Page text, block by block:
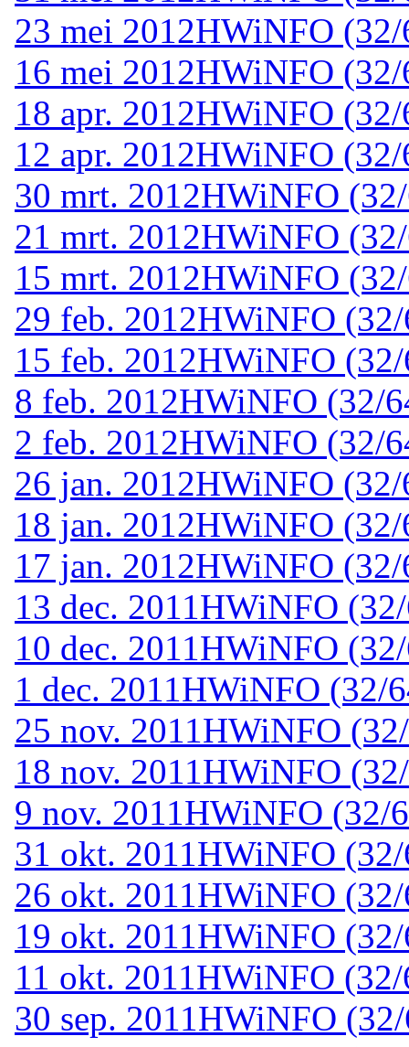
23 mei 2012HWiNFO
16 mei 2012HWiNFO
18 apr. 2012HWiNFO
12 apr. 2012HWiNFO
30 mrt. 2012HWiNFO
21 mrt. 2012HWiNFO
15 mrt. 2012HWiNFO
29 feb. 2012HWiNFO
15 feb. 2012HWiNFO
8 feb. 2012HWiNFO (32/
2 feb. 2012HWiNFO (32/
26 jan. 2012HWiNFO
18 jan. 2012HWiNFO
17 jan. 2012HWiNFO
13 dec. 2011 HWiNFO
10 dec. 2011 HWiNFO
1 dec. 2011 HWiNFO (32/
25 nov. 2011 HWiNFO
18 nov. 2011 HWiNFO
9 nov. 2011 HWiNFO (32/
31 okt. 2011 HWiNFO
26 okt. 2011 HWiNFO
19 okt. 2011 HWiNFO
11 okt. 2011 HWiNFO
30 sep. 2011 HWiNFO